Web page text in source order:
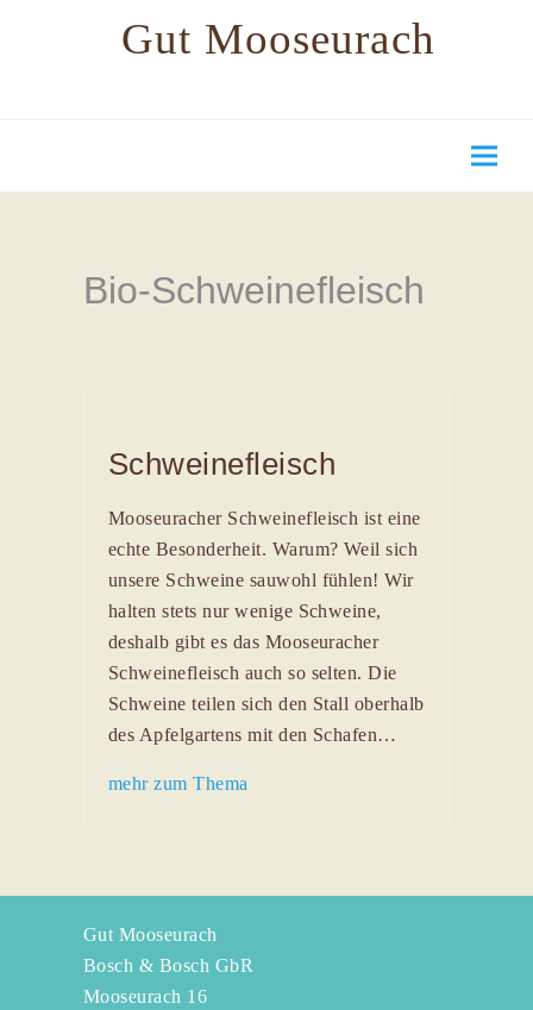
Gut Mooseurach
Bio-Schweinefleisch
Schweinefleisch
Mooseuracher Schweinefleisch ist eine
echte Besonderheit. Warum? Weil sich
unsere Schweine sauwohl fühlen! Wir
halten stets nur wenige Schweine,
deshalb gibt es das Mooseuracher
Schweinefleisch auch so selten. Die
Schweine teilen sich den Stall oberhalb
des Apfelgartens mit den Schafen…
mehr zum Thema
Gut Mooseurach
Bosch & Bosch GbR
Mooseurach 16